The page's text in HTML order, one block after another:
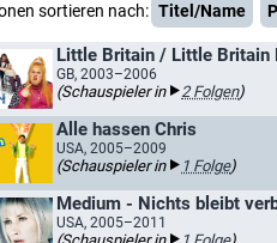
sortieren nach: Titel/Name
Little Britain / Little Britain
GB, 2003–2006
(Schauspieler in 2 Folgen)
Alle hassen Chris
USA, 2005–2009
(Schauspieler in 1 Folge)
Medium - Nichts bleibt
USA, 2005–2011